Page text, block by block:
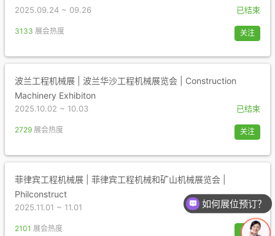
2025.09.24 ~ 09.26 已结束
3133 展会热度 关注
波兰工程机械展 | 波兰华沙工程机械展览会 | Construction
Machinery Exhibiton
2025.10.02 ~ 10.03 已结束
2729 展会热度 关注
菲律宾工程机械展 | 菲律宾工程机械和矿山机械展览会 |
Philconstruct
2025.11.01 ~ 11.01 已结束
2101 展会热度 关注
如何展位预订？
如何参观展会？